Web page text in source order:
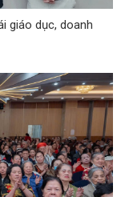
giáo dục, doanh